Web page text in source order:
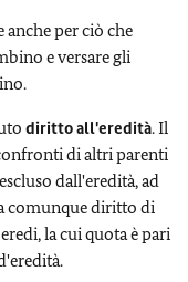
anche per ciò che
e versare gli
diritto all'eredità. Il
di altri parenti
dall'eredità, ad
comunque diritto di
la cui quota è pari